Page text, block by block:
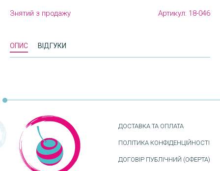
Знятий з продажу Артикул: 18-046
ОПИС ВІДГУКИ
ДОСТАВКА ТА ОПЛАТА
ПОЛІТИКА КОНФІДЕНЦІЙНОСТІ
ДОГОВІР ПУБЛІЧНИЙ (ОФЕРТА)